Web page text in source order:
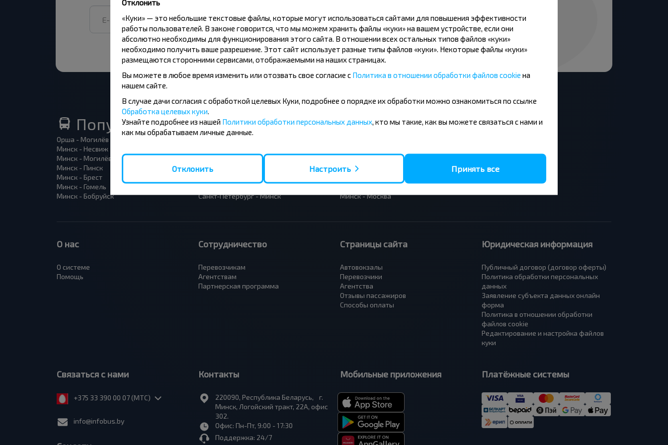
Подписаться
Популярные автобусные направления
Орша - Могилёв
Минск - Несвиж
Минск - Могилёв
Минск - Пинск
Минск - Брест
Минск - Гомель
Минск - Бобруйск
Брест - Тересполь
Брест - Беловежская Пуща
Варшава - Минск
Санкт-Петербург - Минск
Полоцк - Рига
Москва - Брест
Минск - Варшава
Минск - Москва
Брест - Варшава
О нас
О системе
Помощь
Сотрудничество
Перевозчикам
Агентствам
Партнерская программа
Страницы сайта
Автовокзалы
Перевозчики
Агентства
Отзывы пассажиров
Способы оплаты
Юридическая информация
Публичный договор (договор оферты)
Политика обработки персональных
данных
Заявление субъекта данных онлайн
форма
Политика в отношении обработки
файлов cookie
Редактирование и настройка файлов
куки
Связаться с нами
+375 33 390 00 07 (МТС)
info@infobus.by
Контакты
220090, Республика Беларусь, г.
Минск, Логойский тракт, 22А, офис
302.
Офис: Пн-Пт, 9:00 - 17:30
Поддержка: 24/7
Мобильные приложения Платёжные системы
Отклонить
«Куки» — это небольшие текстовые файлы, которые могут использоваться сайтами для повышения эффективности
работы пользователей. В законе говорится, что мы можем хранить файлы «куки» на вашем устройстве, если они
абсолютно необходимы для функционирования этого сайта. В отношении всех остальных типов файлов «куки»
необходимо получить ваше разрешение. Этот сайт использует разные типы файлов «куки». Некоторые файлы «куки»
размещаются сторонними сервисами, отображаемыми на наших страницах.
Вы можете в любое время изменить или отозвать свое согласие с Политика в отношении обработки файлов cookie на
нашем сайте.
В случае дачи согласия с обработкой целевых Куки, подробнее о порядке их обработки можно ознакомиться по ссылке
Обработка целевых куки
Узнайте подробнее из нашей Политики обработки персональных данных , кто мы такие, как вы можете связаться с нами и
как мы обрабатываем личные данные.
Отклонить Настроить Принять все